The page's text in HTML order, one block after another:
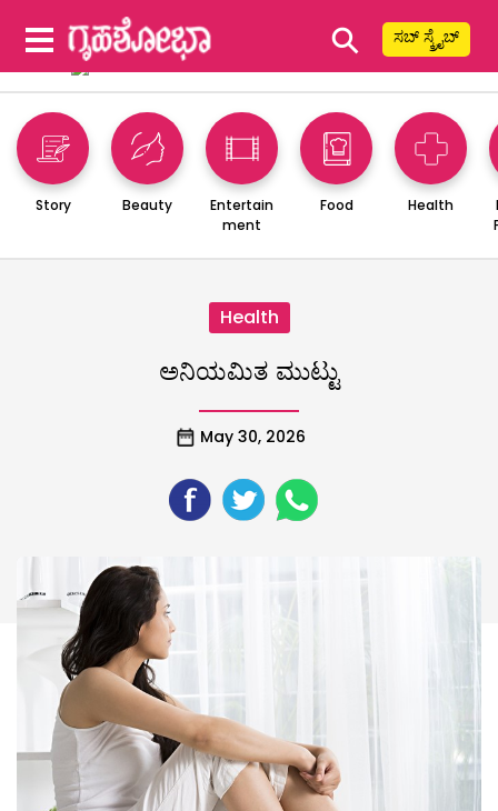
⚲ ಸಬ್ ಸ್ಕ್ರೈಬ್
Story Beauty
Entertain
ment
Food Health
Health
ಅನಿಯಮಿತ ಮುಟ್ಟು
May 30, 2026